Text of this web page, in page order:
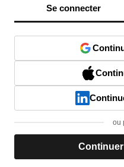
Se connecter
ou
Continuer